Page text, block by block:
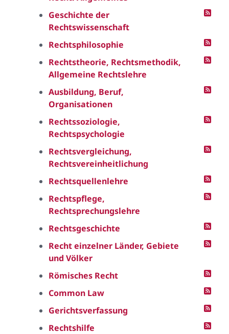
Geschichte der
Rechtswissenschaft
Rechtsphilosophie
Rechtstheorie, Rechtsmethodik,
Allgemeine Rechtslehre
Ausbildung, Beruf,
Organisationen
Rechtssoziologie,
Rechtspsychologie
Rechtsvergleichung,
Rechtsvereinheitlichung
Rechtsquellenlehre
Rechtspflege,
Rechtsprechungslehre
Rechtsgeschichte
Recht einzelner Länder, Gebiete
und Völker
Römisches Recht
Common Law
Gerichtsverfassung
Rechtshilfe